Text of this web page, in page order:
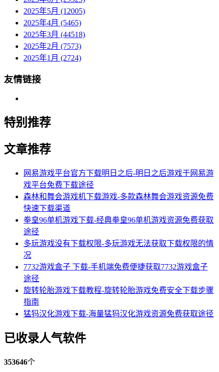
2025年5月 (12005)
2025年4月 (5465)
2025年3月 (44518)
2025年2月 (7573)
2025年1月 (2724)
友情链接
特别推荐
文章推荐
网易游戏平台官方下载明日之后-明日之后游戏于网易游
戏平台免费下载途径
森林和舞会游戏机下载游戏-多款森林舞会游戏资源免费
快速下载渠道
拳皇96单机游戏下载-经典拳皇96单机游戏资源免费获取
途径
多玩游戏没有下载权限-多玩游戏无法获取下载权限的情
况
7732游戏盒子 下载-手机端免费便捷获取7732游戏盒子
途径
旋转轮胎游戏下载教程-旋转轮胎游戏免费安全下载步骤
指南
猛犸汉化游戏下载-海量猛犸汉化游戏资源免费获取途径
已收录人气软件
353646个